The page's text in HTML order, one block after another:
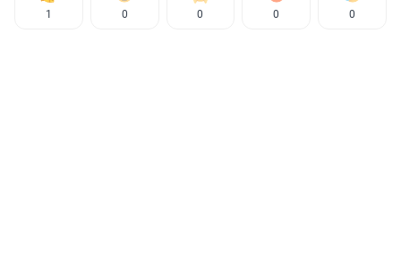
1 0 0 0 0